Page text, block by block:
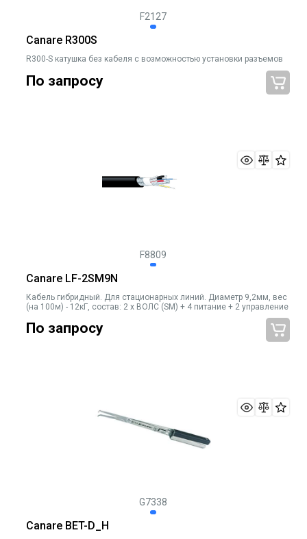
F2127
Canare R300S
R300-S катушка без кабеля с возможностью установки разъемов
По запросу
F8809
Canare LF-2SM9N
Кабель гибридный. Для стационарных линий. Диаметр 9,2мм, вес
(на 100м) - 12кГ, состав: 2 х ВОЛС (SM) + 4 питание + 2 управление
По запросу
G7338
Canare BET-D_H